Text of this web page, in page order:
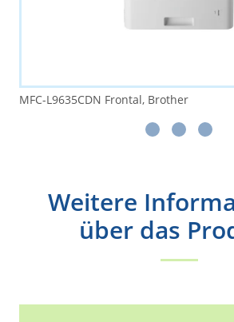
MFC-L9635CDN Frontal, Brother
Weitere
über das